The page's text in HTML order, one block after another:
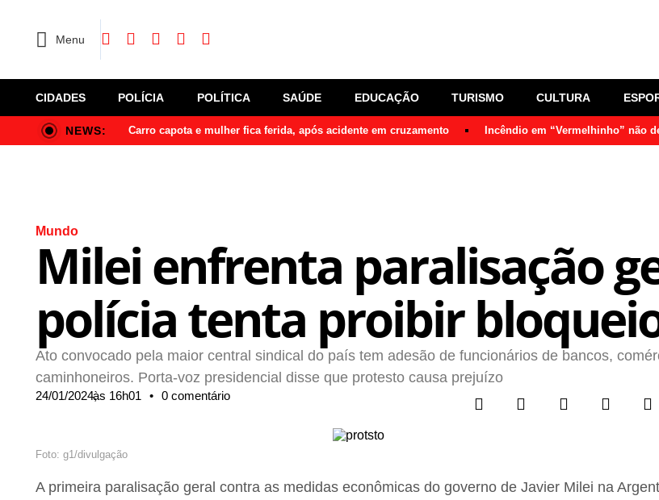
Menu
CIDADES POLÍCIA POLÍTICA SAÚDE EDUCAÇÃO TURISMO CULTURA
NEWS: Carro capota e mulher fica ferida, após acidente em cruzamento Incêndio em “Vermelhinho” não
Mundo
Milei enfrenta paralisação
polícia tenta proibir
Ato convocado pela maior central sindical do país tem adesão de funcionários de bancos,
caminhoneiros. Porta-voz presidencial disse que protesto causa prejuízo
24/01/2024,às 16h01 • 0 comentário
Foto: g1/divulgação
A primeira paralisação geral contra as medidas econômicas do governo de Javier Milei na